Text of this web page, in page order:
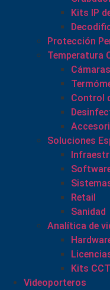
Kits IP
Protección
Temperatura
Control
Soluciones
Retail
Sanidad
Analítica de
Kits
Videoporteros